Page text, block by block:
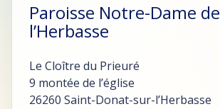
Paroisse Notre-Dame de
l’Herbasse
Le Cloître du Prieuré
9 montée de l’église
26260 Saint-Donat-sur-l’Herbasse